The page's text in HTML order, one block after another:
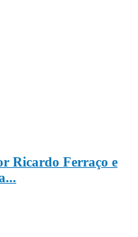
Ricardo Ferraço e